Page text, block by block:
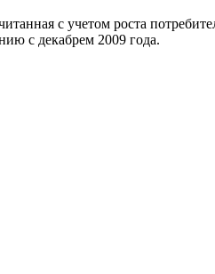
с учетом роста
с декабрем 2009 года.